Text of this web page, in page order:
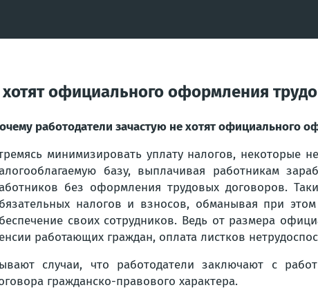
официального оформления
работодатели зачастую не хотят официального
минимизировать уплату налогов, некоторые
базу, выплачивая работникам
без оформления трудовых договоров.
налогов и взносов, обманывая при
своих сотрудников. Ведь от размера
работающих граждан, оплата листков
случаи, что работодатели заключают с
гражданско-правового характера.